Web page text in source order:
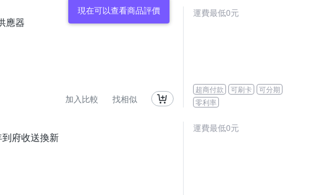
現在可以查看商品評價
應器
加入比較 找相似
運費最低0元
超商付款 可刷卡
可分期
零利率
府收送換新
運費最低0元